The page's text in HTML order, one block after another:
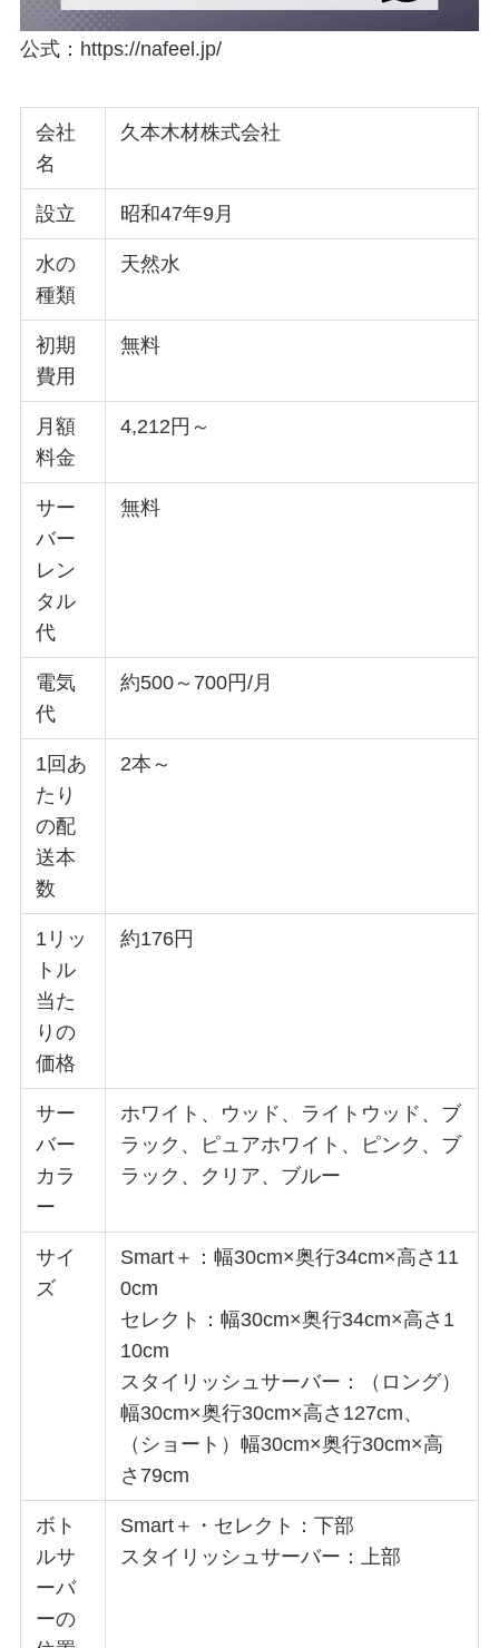
公式：https://nafeel.jp/
会社
名
久本木材株式会社
設立 昭和47年9月
水の
種類
天然水
初期
費用
無料
月額
料金
4,212円～
サー
バー
レン
タル
代
無料
電気
代
約500～700円/月
1回あ
たり
の配
送本
数
2本～
1リッ
トル
当た
りの
価格
約176円
サー
バー
カラ
ー
ホワイト、ウッド、ライトウッド、ブ
ラック、ピュアホワイト、ピンク、ブ
ラック、クリア、ブルー
サイ
ズ
Smart＋：幅30cm×奥行34cm×高さ11
0cm
セレクト：幅30cm×奥行34cm×高さ1
10cm
スタイリッシュサーバー：（ロング）
幅30cm×奥行30cm×高さ127cm、
（ショート）幅30cm×奥行30cm×高
さ79cm
ボト
ルサ
ーバ
ーの
Smart＋・セレクト：下部
スタイリッシュサーバー：上部